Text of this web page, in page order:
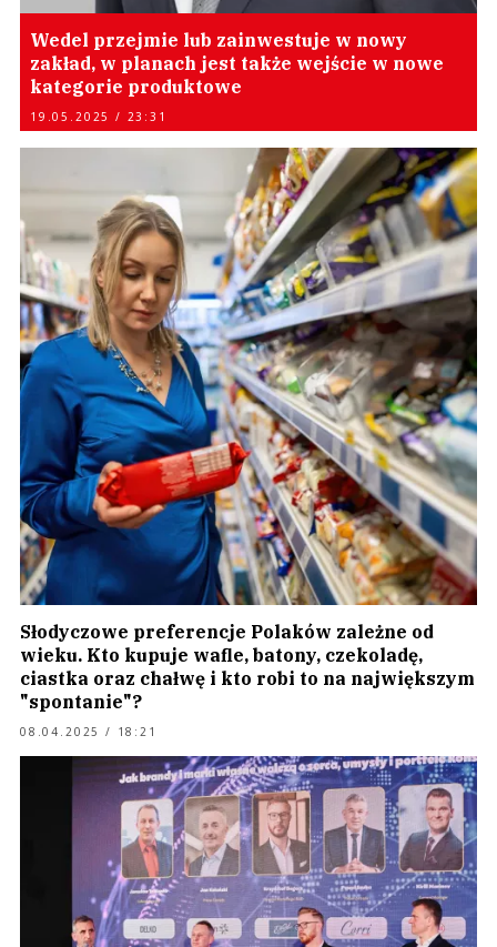
Wedel przejmie lub zainwestuje w nowy
zakład, w planach jest także wejście w nowe
kategorie produktowe
19.05.2025 / 23:31
Słodyczowe preferencje Polaków zależne od
wieku. Kto kupuje wafle, batony, czekoladę,
ciastka oraz chałwę i kto robi to na największym
"spontanie"?
08.04.2025 / 18:21